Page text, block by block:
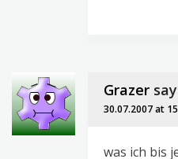
Grazer
30.07.2007 at
was ich bis